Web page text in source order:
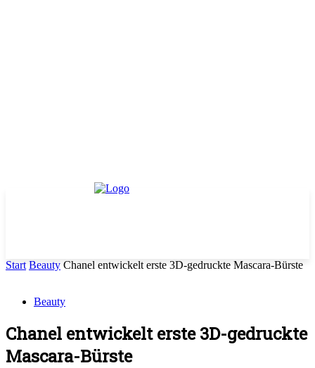
Start Beauty Chanel entwickelt erste 3D-gedruckte Mascara-Bürste
Beauty
Chanel entwickelt erste 3D-gedruckte
Mascara-Bürste